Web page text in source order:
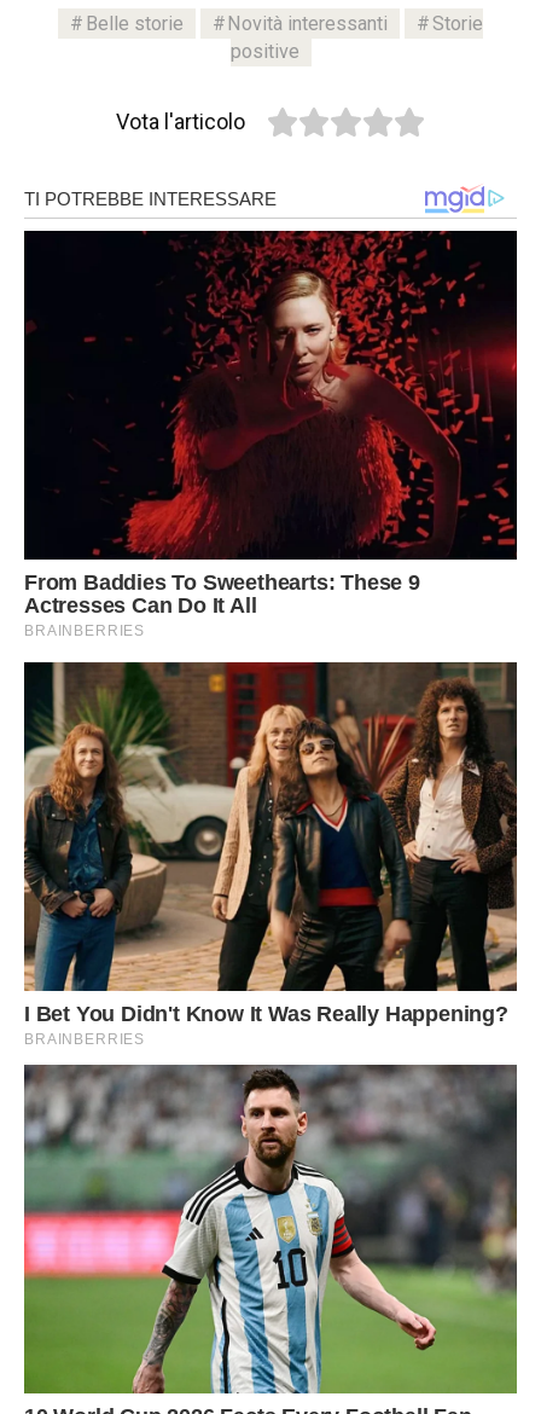
Belle storie Novità interessanti
Storie
positive
Vota l'articolo